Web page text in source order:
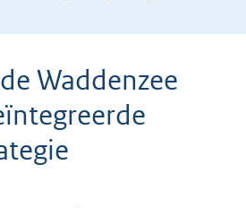
Waddenzee